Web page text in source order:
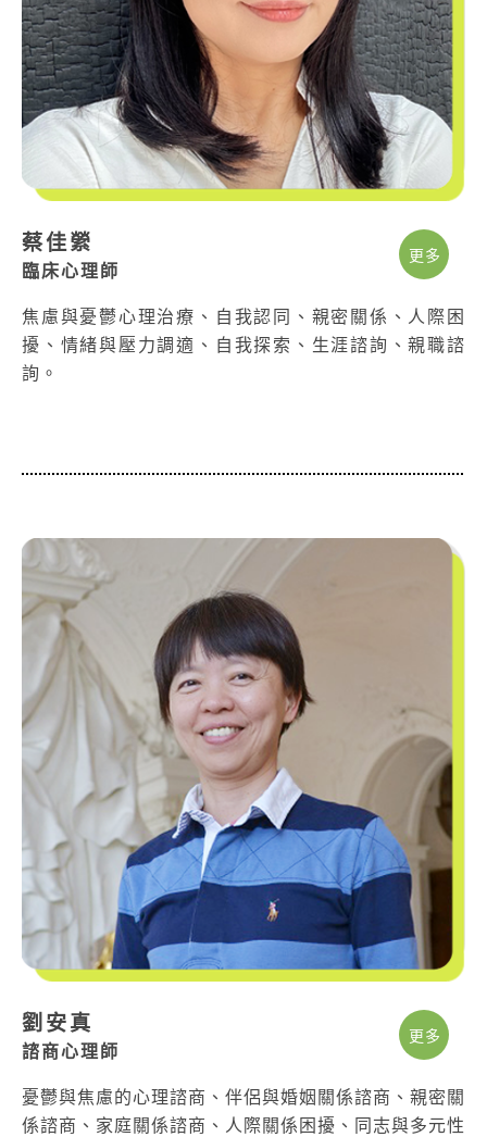
更多
蔡佳縈
臨床心理師
焦慮與憂鬱心理治療、自我認同、親密關係、人際困
擾、情緒與壓力調適、自我探索、生涯諮詢、親職諮
詢。
更多
劉安真
諮商心理師
憂鬱與焦慮的心理諮商、伴侶與婚姻關係諮商、親密關
係諮商、家庭關係諮商、人際關係困擾、同志與多元性